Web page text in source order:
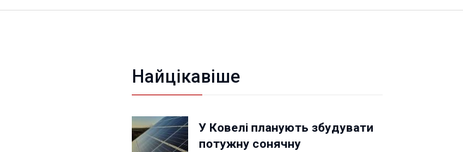
Найцікавіше
У Ковелі планують збудувати
потужну сонячну